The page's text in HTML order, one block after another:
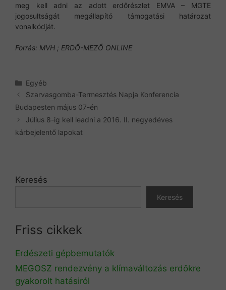
meg kell adni az adott erdőrészlet EMVA – MGTE
jogosultságát megállapító támogatási határozat
vonalkódját.
Forrás: MVH ; ERDŐ-MEZŐ ONLINE
Kategória
Egyéb
Szarvasgomba-Termesztés Napja Konferencia
Budapesten május 07-én
Július 8-ig kell leadni a 2016. II. negyedéves
kárbejelentő lapokat
Keresés
Keresés
Friss cikkek
Erdészeti gépbemutatók
MEGOSZ rendezvény a klímaváltozás erdőkre
gyakorolt hatásiról